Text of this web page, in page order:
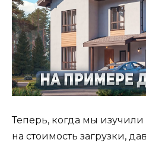
Теперь, когда мы
на стоимость загрузки,